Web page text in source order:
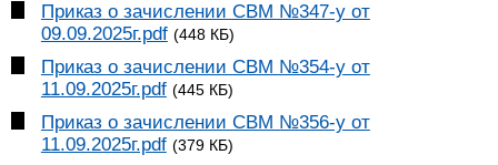
Приказ о зачислении СВМ №347-у от
09.09.2025г.pdf (448 КБ)
Приказ о зачислении СВМ №354-у от
11.09.2025г.pdf (445 КБ)
Приказ о зачислении СВМ №356-у от
11.09.2025г.pdf (379 КБ)